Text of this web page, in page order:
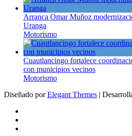
Arranca Omar Muñoz
Uranga
Motorismo
Cuautlancingo fortalece
con municipios vecinos
Motorismo
Diseñado porElegant Themes |